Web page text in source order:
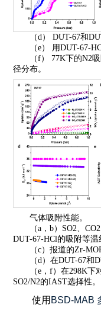
（d） DUT-67和
（e） 用DUT-67-
（f） 77K下的N2
径分布。
气体吸附性能。
（a，b）SO2、
DUT-67-HCl的吸附等温
（c）报道的Zr-
（d）在DUT-67和
（e，f）在298K下
SO2/N2的IAST选择性。
使用 BSD-MAB